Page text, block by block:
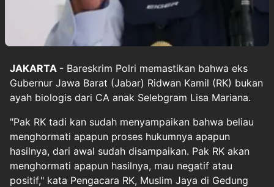
JAKARTA - Bareskrim Polri memastikan bahwa eks
Gubernur Jawa Barat (Jabar) Ridwan Kamil (RK) bukan
ayah biologis dari CA anak Selebgram Lisa Mariana.
"Pak RK tadi kan sudah menyampaikan bahwa beliau
menghormati apapun proses hukumnya apapun
hasilnya, dari awal sudah disampaikan. Pak RK akan
menghormati apapun hasilnya, mau negatif atau
positif," kata Pengacara RK, Muslim Jaya di Gedung